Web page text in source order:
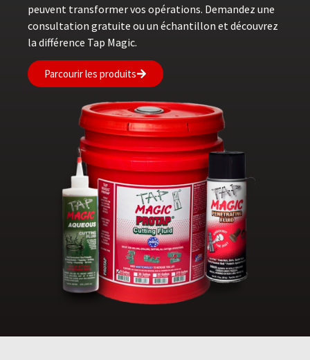
peuvent transformer vos opérations. Demandez une
consultation gratuite ou un échantillon et découvrez
la différence Tap Magic.
Parcourir les produits